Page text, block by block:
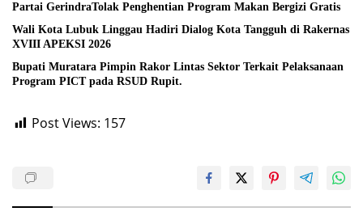
Partai GerindraTolak Penghentian Program Makan Bergizi Gratis
Wali Kota Lubuk Linggau Hadiri Dialog Kota Tangguh di Rakernas
XVIII APEKSI 2026
Bupati Muratara Pimpin Rakor Lintas Sektor Terkait Pelaksanaan
Program PICT pada RSUD Rupit.
Post Views: 157